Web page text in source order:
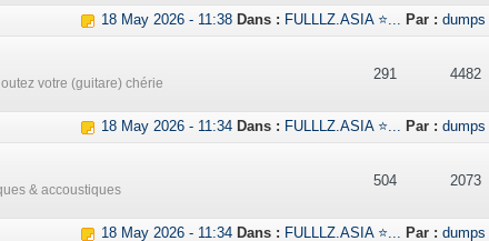
18 May 2026 - 11:38 Dans : FULLLZ.ASIA ⭐... Par : dumps
votre (guitare) chérie
291 4482
18 May 2026 - 11:34 Dans : FULLLZ.ASIA ⭐... Par : dumps
& accoustiques
504 2073
18 May 2026 - 11:34 Dans : FULLLZ.ASIA ⭐... Par : dumps